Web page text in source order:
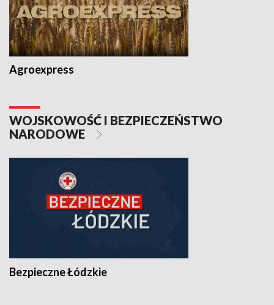
Agroexpress
WOJSKOWOŚĆ I BEZPIECZEŃSTWO
NARODOWE
Bezpieczne Łódzkie